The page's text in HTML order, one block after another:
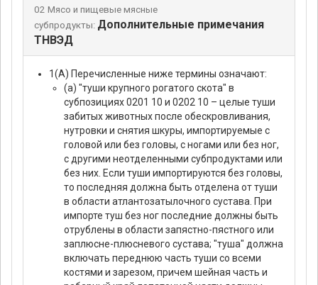
02 Мясо и пищевые мясные
субпродукты: Дополнительные примечания
ТНВЭД
1(А) Перечисленные ниже термины означают:
(а) "туши крупного рогатого скота" в
субпозициях 0201 10 и 0202 10 – целые туши
забитых животных после обескровливания,
нутровки и снятия шкуры, импортируемые с
головой или без головы, с ногами или без ног,
с другими неотделенными субпродуктами или
без них. Если туши импортируются без головы,
то последняя должна быть отделена от туши
в области атлантозатылочного сустава. При
импорте туш без ног последние должны быть
отрублены в области запястно-пястного или
заплюсне-плюсневого сустава; "туша" должна
включать переднюю часть туши со всеми
костями и зарезом, причем шейная часть и